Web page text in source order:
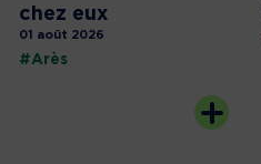
chez eux
01 août 2026
#Arès